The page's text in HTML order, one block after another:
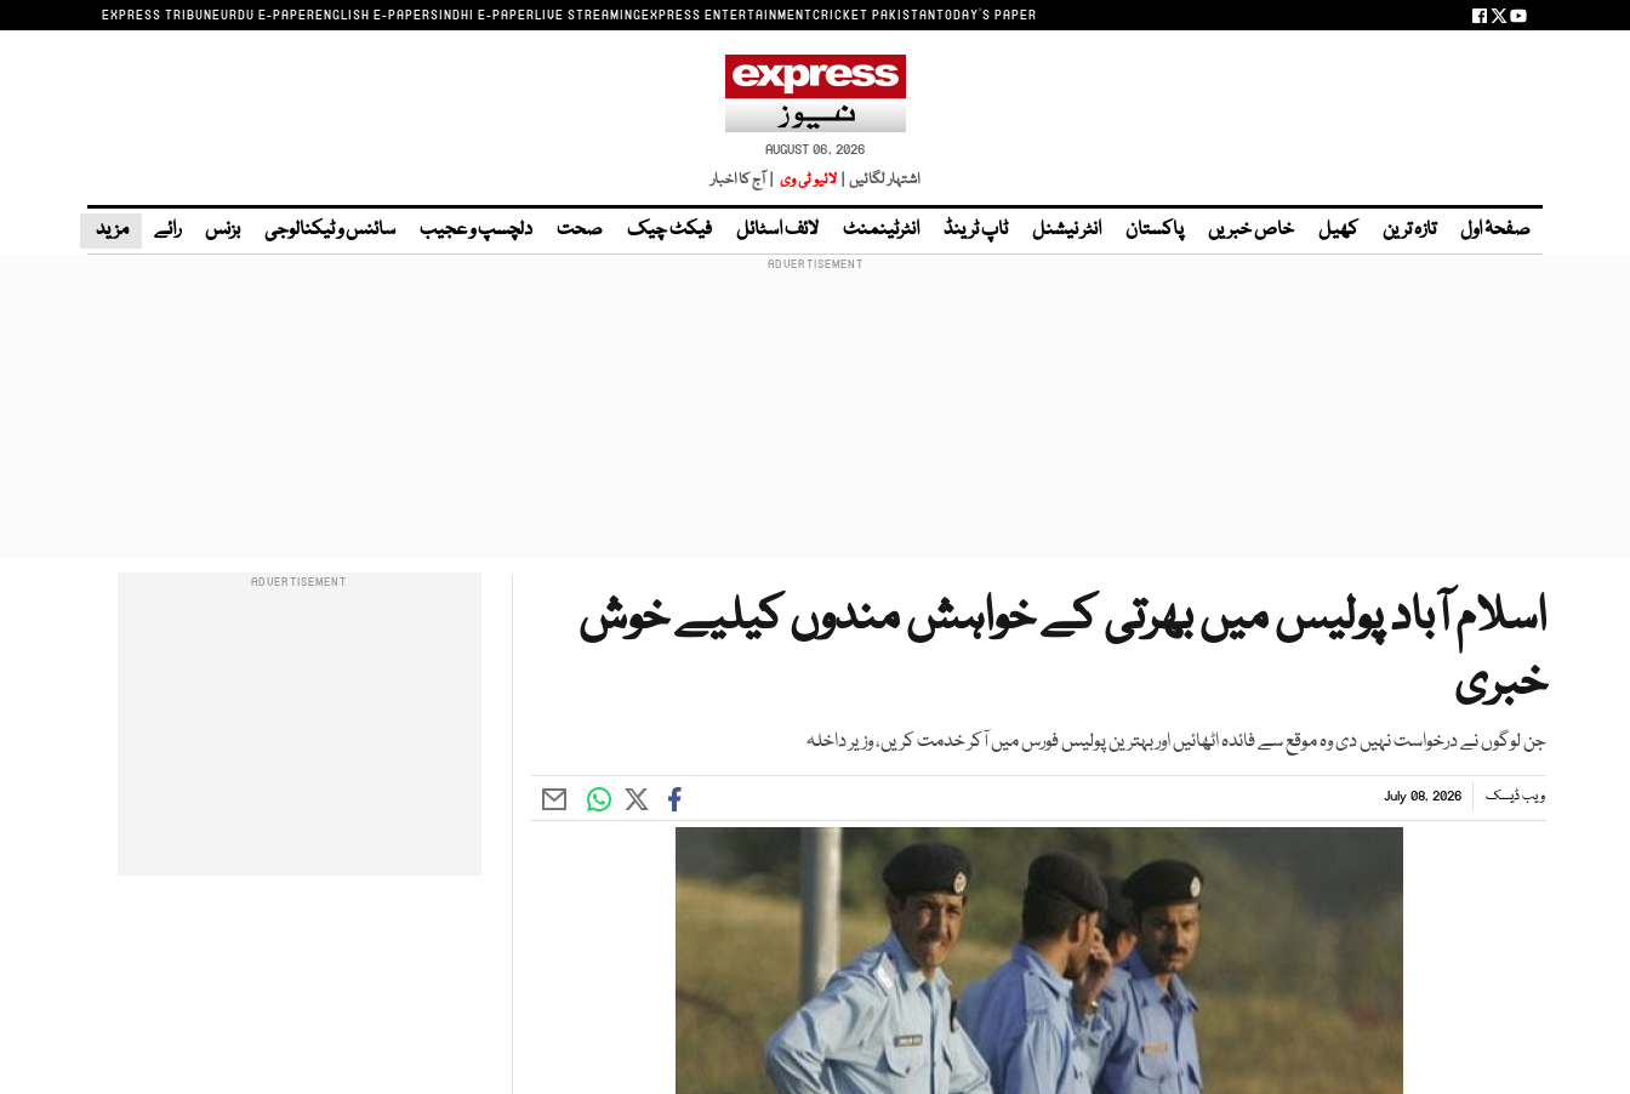
EXPRESS TRIBUNEURDU E-PAPERENGLISH E-PAPERSINDHI E-PAPERLIVE STREAMINGEXPRESS ENTERTAINMENTCRICKET PAKISTANTODAY'S PAPER
AUGUST 06, 2026
اشتہار لگائیں | لائیو ٹی وی | آج کا اخبار
صفحۂ اول تازہ ترین کھیل خاص خبریں پاکستان انٹر نیشنل ٹاپ ٹرینڈ انٹرٹینمنٹ لائف اسٹائل فیکٹ چیک صحت دلچسپ و عجیب سائنس و ٹیکنالوجی بزنس رائے مزید
اسلام آباد پولیس میں بھرتی کے خواہش مندوں کیلیے خوش
خبری
جن لوگوں نے درخواست نہیں دی وہ موقع سے فائدہ اٹھائیں اور بہترین پولیس فورس میں آکر خدمت کریں، وزیر داخلہ
ویب ڈیسک July 08, 2026